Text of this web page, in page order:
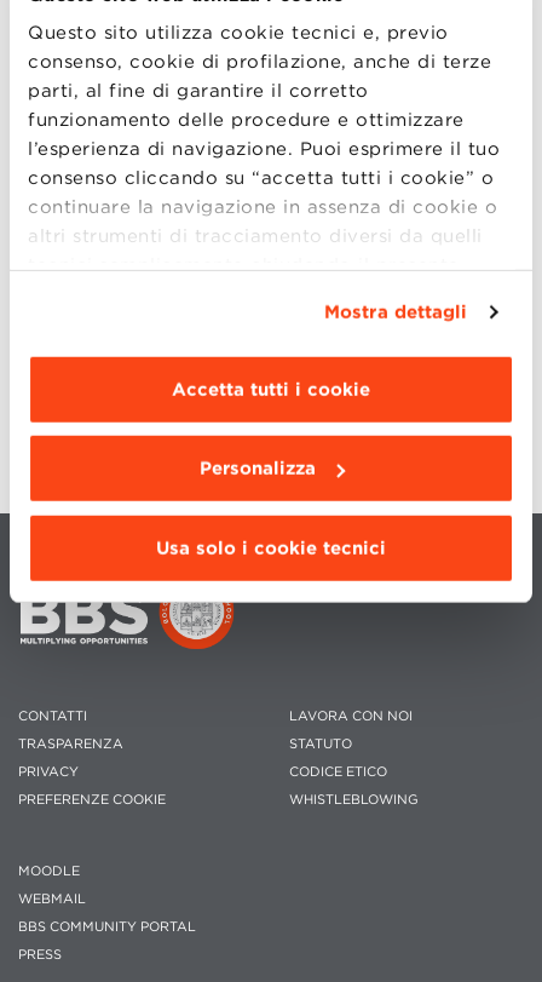
Questo sito utilizza cookie tecnici e, previo
consenso, cookie di profilazione, anche di terze
parti, al fine di garantire il corretto
funzionamento delle procedure e ottimizzare
l’esperienza di navigazione. Puoi esprimere il tuo
consenso cliccando su “accetta tutti i cookie” o
continuare la navigazione in assenza di cookie o
altri strumenti di tracciamento diversi da quelli
tecnici semplicemente chiudendo il presente
Dettagli ”. Per
modificare le impostazioni di navigazione e
scegliere le funzionalità, le terze parti e i cookie
Mostra dettagli
Accetta tutti i cookie
Personalizza
Usa solo i cookie tecnici
GRADUATION 2024: INFORMAZIONI
LOGISTICHE SULL’EVENTO
FAQ
CONTATTI
PRIVACY POLICY
CONTATTI
TRASPARENZA
PRIVACY
PREFERENZE COOKIE
LAVORA CON NOI
STATUTO
CODICE ETICO
WHISTLEBLOWING
MOODLE
WEBMAIL
BBS COMMUNITY PORTAL
PRESS